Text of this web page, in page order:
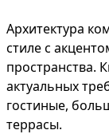
Архитектура
стиле с
пространства.
актуальных
гостиные,
террасы.